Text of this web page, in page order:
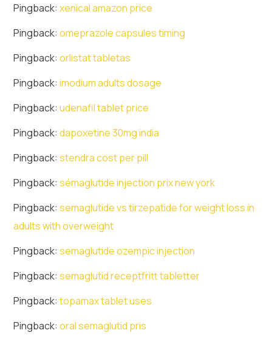
Pingback:xenical amazon price
Pingback:omeprazole capsules timing
Pingback:orlistat tabletas
Pingback:imodium adults dosage
Pingback:udenafil tablet price
Pingback:dapoxetine 30mg india
Pingback:stendra cost per pill
Pingback:sémaglutide injection prix new york
Pingback:semaglutide vs tirzepatide for weight loss in
adults with overweight
Pingback:semaglutide ozempic injection
Pingback:semaglutid receptfritt tabletter
Pingback:topamax tablet uses
Pingback:oral semaglutid pris